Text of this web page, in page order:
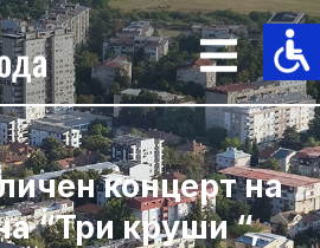
концерт на
“Три круши “,